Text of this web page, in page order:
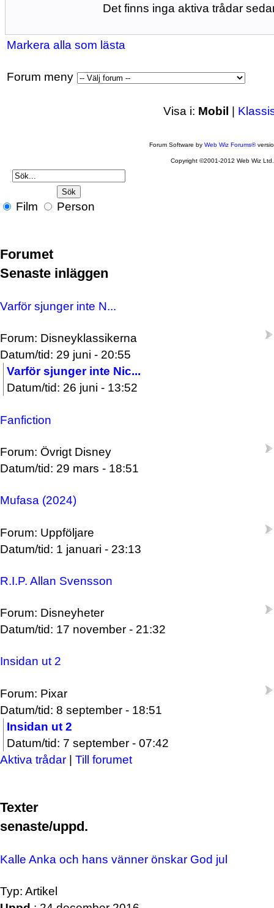
Det finns inga aktiva trådar
Markera alla som lästa
Forum meny
Visa i: Mobil |
Forum Software byWeb Wiz Forums®
Copyright ©2001-2012 Web Wiz Ltd.
Film Person
Forumet
Senaste inläggen
Varför sjunger inte N...
Forum: Disneyklassikerna
Datum/tid: 29 juni - 20:55
Varför sjunger inte Nic...
Datum/tid: 26 juni - 13:52
Fanfiction
Forum: Övrigt Disney
Datum/tid: 29 mars - 18:51
Mufasa (2024)
Forum: Uppföljare
Datum/tid: 1 januari - 23:13
R.I.P. Allan Svensson
Forum: Disneyheter
Datum/tid: 17 november - 21:32
Insidan ut 2
Forum: Pixar
Datum/tid: 8 september - 18:51
Insidan ut 2
Datum/tid: 7 september - 07:42
Aktiva trådar | Till forumet
Texter
senaste/uppd.
Kalle Anka och hans vänner önskar God jul
Typ: Artikel